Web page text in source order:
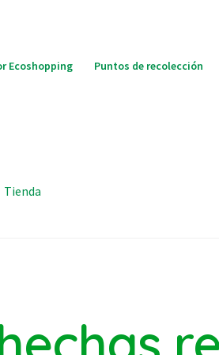
Ecoshopping Puntos de recolección
Tienda